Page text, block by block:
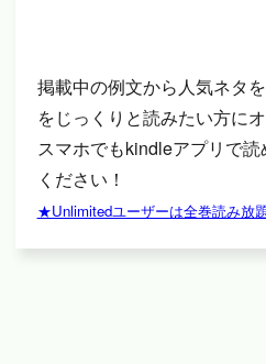
掲載中の例文から人気ネタ
をじっくりと読みたい方にオ
スマホでもkindleアプリで
ください！
★Unlimitedユーザーは全巻読み放